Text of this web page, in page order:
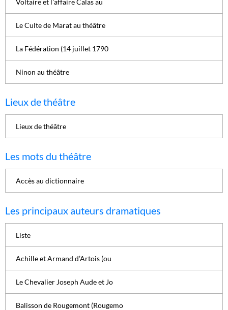
Voltaire et l'affaire Calas au
Le Culte de Marat au théâtre
La Fédération (14 juillet 1790
Ninon au théâtre
Lieux de théâtre
Lieux de théâtre
Les mots du théâtre
Accès au dictionnaire
Les principaux auteurs dramatiques
Liste
Achille et Armand d’Artois (ou
Le Chevalier Joseph Aude et Jo
Balisson de Rougemont (Rougemo